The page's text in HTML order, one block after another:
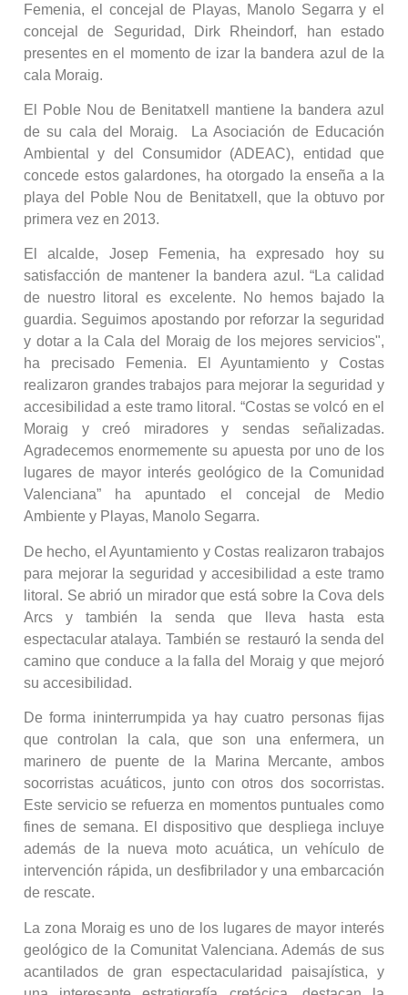
Femenia, el concejal de Playas, Manolo Segarra y el
concejal de Seguridad, Dirk Rheindorf, han estado
presentes en el momento de izar la bandera azul de la
cala Moraig.
El Poble Nou de Benitatxell mantiene la bandera azul
de su cala del Moraig. La Asociación de Educación
Ambiental y del Consumidor (ADEAC), entidad que
concede estos galardones, ha otorgado la enseña a la
playa del Poble Nou de Benitatxell, que la obtuvo por
primera vez en 2013.
El alcalde, Josep Femenia, ha expresado hoy su
satisfacción de mantener la bandera azul. “La calidad
de nuestro litoral es excelente. No hemos bajado la
guardia. Seguimos apostando por reforzar la seguridad
y dotar a la Cala del Moraig de los mejores servicios",
ha precisado Femenia. El Ayuntamiento y Costas
realizaron grandes trabajos para mejorar la seguridad y
accesibilidad a este tramo litoral. “Costas se volcó en el
Moraig y creó miradores y sendas señalizadas.
Agradecemos enormemente su apuesta por uno de los
lugares de mayor interés geológico de la Comunidad
Valenciana” ha apuntado el concejal de Medio
Ambiente y Playas, Manolo Segarra.
De hecho, el Ayuntamiento y Costas realizaron trabajos
para mejorar la seguridad y accesibilidad a este tramo
litoral. Se abrió un mirador que está sobre la Cova dels
Arcs y también la senda que lleva hasta esta
espectacular atalaya. También se restauró la senda del
camino que conduce a la falla del Moraig y que mejoró
su accesibilidad.
De forma ininterrumpida ya hay cuatro personas fijas
que controlan la cala, que son una enfermera, un
marinero de puente de la Marina Mercante, ambos
socorristas acuáticos, junto con otros dos socorristas.
Este servicio se refuerza en momentos puntuales como
fines de semana. El dispositivo que despliega incluye
además de la nueva moto acuática, un vehículo de
intervención rápida, un desfibrilador y una embarcación
de rescate.
La zona Moraig es uno de los lugares de mayor interés
geológico de la Comunitat Valenciana. Además de sus
acantilados de gran espectacularidad paisajística, y